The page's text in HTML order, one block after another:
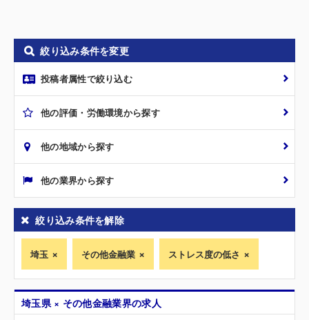
絞り込み条件を変更
投稿者属性で絞り込む
他の評価・労働環境から探す
他の地域から探す
他の業界から探す
絞り込み条件を解除
埼玉 その他金融業 ストレス度の低さ
埼玉県 × その他金融業界の求人